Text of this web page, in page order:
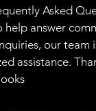
Asked
help answer
our team
assistance.